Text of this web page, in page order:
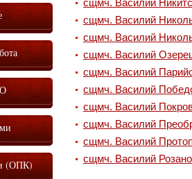
сщмч. Василий
сщмч. Василий
сщмч. Василий
сщмч. Василий
сщмч. Василий
сщмч. Василий
сщмч. Василий
сщмч. Василий
сщмч. Василий
сщмч. Василий
(ОПК)